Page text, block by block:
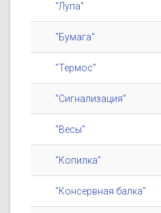
"Лупа"
"Бумага"
"Термос"
"Сигнализация"
"Весы"
"Копилка"
"Консервная балка"